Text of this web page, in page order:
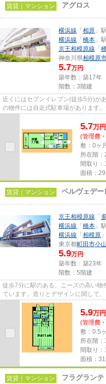
賃貸｜マンション アグロス
横浜線 「 相原 」
横浜線 「 橋本 」
京王相模原線 「
神奈川県相模原
5.7万円
築年数：築17年
階数：3階建
近くにはセブンイレブン(徒歩5分)が
の物件には自走式駐車場があります
5.7万円
(管理費
敷：0ヶ
所在階：
間取り：
面積：
賃貸｜マンション ベルヴェデー
京王相模原線 「
横浜線 「 橋本 」
横浜線 「 相模原
東京都町田市小
5.9万円
築年数：築23年
階数：5階建
徒歩7分に駅のある、ニーズの高い
ています。造りとデザインに関して
です。防犯強化地域はあなたの...
5.9万円
(管理費
敷：0.5
所在階：
間取り：
面積：
賃貸｜マンション フラグランテ